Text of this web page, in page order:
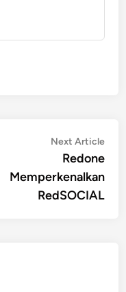
Next Article
Redone
Memperkenalkan
RedSOCIAL